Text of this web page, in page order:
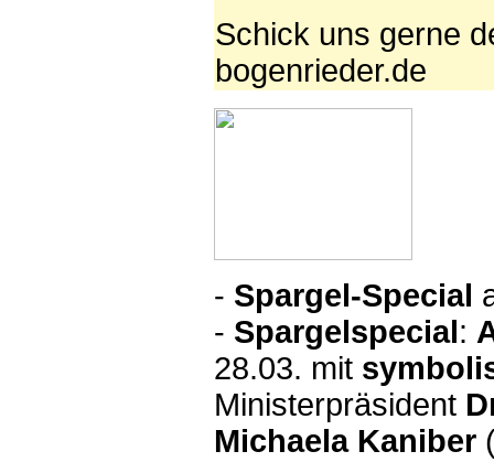
Schick uns gerne
bogenrieder.de
- Spargel-Special
- Spargelspecial :
28.03. mit
Ministerpräsident
Michaela Kaniber